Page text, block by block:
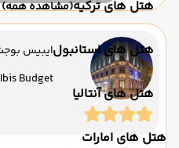
هتل های ترکیه(مشاهده همه)
هتل های استانبول
هتل های آنتالیا
هتل های امارات
ایبیس
Ibis Budget